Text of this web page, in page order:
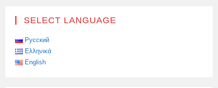
SELECT LANGUAGE
Русский
Ελληνικά
English